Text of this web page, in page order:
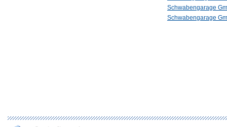
Schwabengarage
Schwabengarage